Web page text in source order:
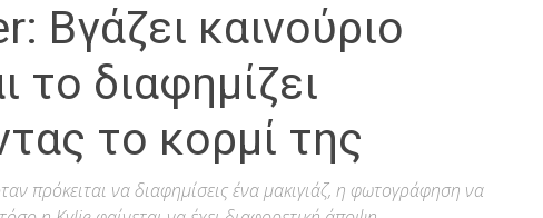
Βγάζει καινούριο
το διαφημίζει
το κορμί της
πρόκειται να διαφημίσεις ένα μακιγιάζ, η φωτογράφηση να